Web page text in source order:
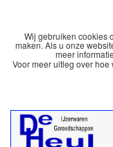
Wij gebruiken cookies
maken. Als u onze
meer
Voor meer uitleg over